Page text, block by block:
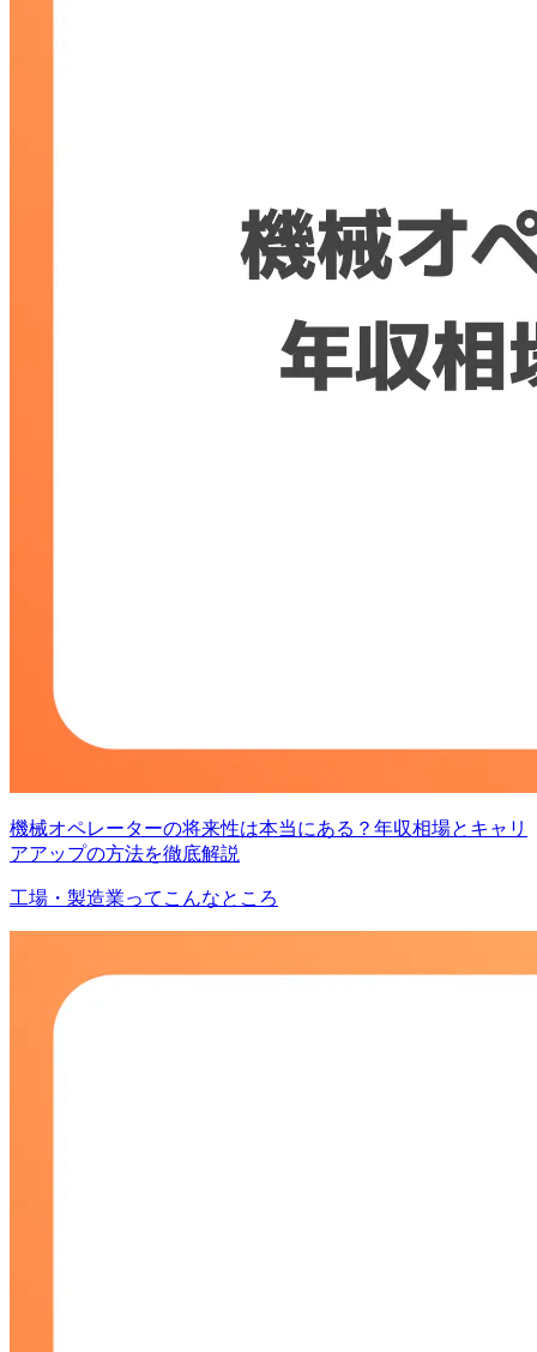
機械オペレーターの将来性は本当にある？年収相場とキャリ
アアップの方法を徹底解説
工場・製造業ってこんなところ